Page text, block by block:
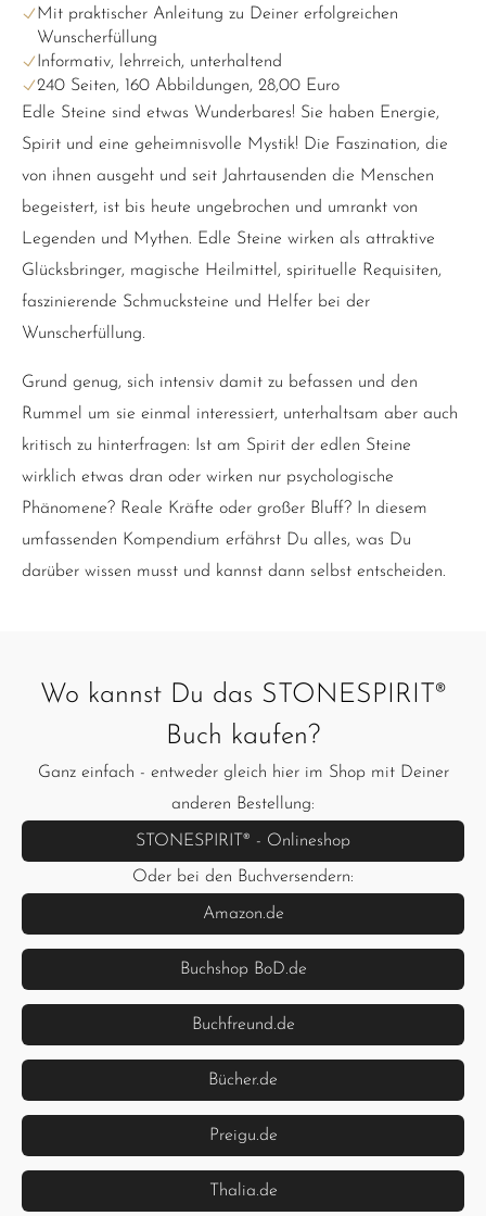
Mit praktischer Anleitung zu Deiner erfolgreichen
Wunscherfüllung
Informativ, lehrreich, unterhaltend
240 Seiten, 160 Abbildungen, 28,00 Euro
Edle Steine sind etwas Wunderbares! Sie haben Energie,
Spirit und eine geheimnisvolle Mystik! Die Faszination, die
von ihnen ausgeht und seit Jahrtausenden die Menschen
begeistert, ist bis heute ungebrochen und umrankt von
Legenden und Mythen. Edle Steine wirken als attraktive
Glücksbringer, magische Heilmittel, spirituelle Requisiten,
faszinierende Schmucksteine und Helfer bei der
Wunscherfüllung.
Grund genug, sich intensiv damit zu befassen und den
Rummel um sie einmal interessiert, unterhaltsam aber auch
kritisch zu hinterfragen: Ist am Spirit der edlen Steine
wirklich etwas dran oder wirken nur psychologische
Phänomene? Reale Kräfte oder großer Bluff? In diesem
umfassenden Kompendium erfährst Du alles, was Du
darüber wissen musst und kannst dann selbst entscheiden.
Wo kannst Du das STONESPIRIT®
Buch kaufen?
Ganz einfach - entweder gleich hier im Shop mit Deiner
anderen Bestellung:
STONESPIRIT® - Onlineshop
Oder bei den Buchversendern:
Amazon.de
Buchshop BoD.de
Buchfreund.de
Bücher.de
Preigu.de
Thalia.de